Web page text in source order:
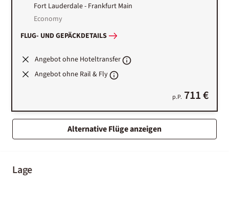
Fort Lauderdale- Frankfurt Main
Economy
FLUG- UND GEPÄCKDETAILS
Angebot ohne Hoteltransfer
Angebot ohne Rail & Fly
p.P. 711 €
Alternative Flüge anzeigen
Lage